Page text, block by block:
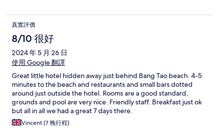
真實評價
8/10 很好
2024 年 5 月 26 日
使用 Google 翻譯
Great little hotel hidden away just behind Bang Tao beach. 4-5
minutes to the beach and restaurants and small bars dotted
around just outside the hotel. Rooms are a good standard,
grounds and pool are very nice. Friendly staff. Breakfast just ok
but all in all we had a great 7 days there.
Vincent (7 晚行程)